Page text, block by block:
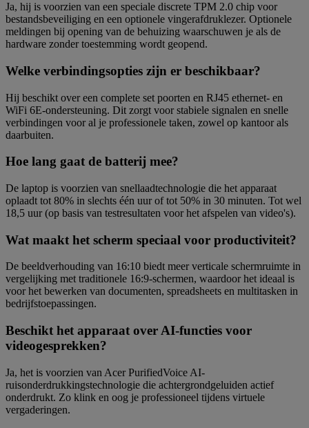
Ja, hij is voorzien van een speciale discrete TPM 2.0 chip voor
bestandsbeveiliging en een optionele vingerafdruklezer. Optionele
meldingen bij opening van de behuizing waarschuwen je als de
hardware zonder toestemming wordt geopend.
Welke verbindingsopties zijn er beschikbaar?
Hij beschikt over een complete set poorten en RJ45 ethernet- en
WiFi 6E-ondersteuning. Dit zorgt voor stabiele signalen en snelle
verbindingen voor al je professionele taken, zowel op kantoor als
daarbuiten.
Hoe lang gaat de batterij mee?
De laptop is voorzien van snellaadtechnologie die het apparaat
oplaadt tot 80% in slechts één uur of tot 50% in 30 minuten. Tot wel
18,5 uur (op basis van testresultaten voor het afspelen van video's).
Wat maakt het scherm speciaal voor productiviteit?
De beeldverhouding van 16:10 biedt meer verticale schermruimte in
vergelijking met traditionele 16:9-schermen, waardoor het ideaal is
voor het bewerken van documenten, spreadsheets en multitasken in
bedrijfstoepassingen.
Beschikt het apparaat over AI-functies voor
videogesprekken?
Ja, het is voorzien van Acer PurifiedVoice AI-
ruisonderdrukkingstechnologie die achtergrondgeluiden actief
onderdrukt. Zo klink en oog je professioneel tijdens virtuele
vergaderingen.